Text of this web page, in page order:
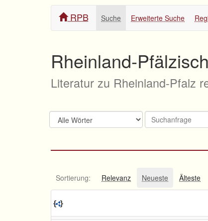
RPB Suche Erweiterte Suche
Rheinland-
Literatur zu Rheinland-Pfalz
Sortierung: Relevanz Neueste Älteste